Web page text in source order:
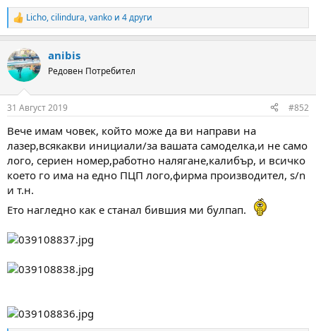
R
e
c
t
i
s
Licho,cilindura,vanko и 4 други
anibis
Редовен Потребител
31 Август 2019 #852
Вече имам човек, който може да ви направи на
лазер,всякакви инициали/за вашата самоделка,и не само
лого, сериен номер,работно налягане,калибър, и всичко
което го има на едно ПЦП лого,фирма производител, s/n
и т.н.
Ето нагледно как е станал бившия ми булпап.